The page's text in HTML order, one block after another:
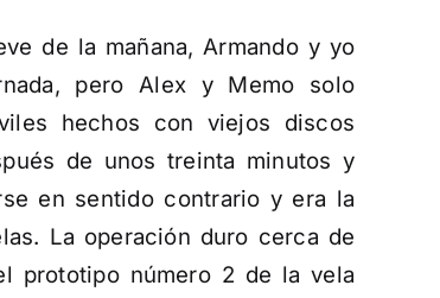
de la mañana, Armando y yo
pero Alex y Memo solo
hechos con viejos discos
de unos treinta minutos y
en sentido contrario y era la
La operación duro cerca de
prototipo número 2 de la vela